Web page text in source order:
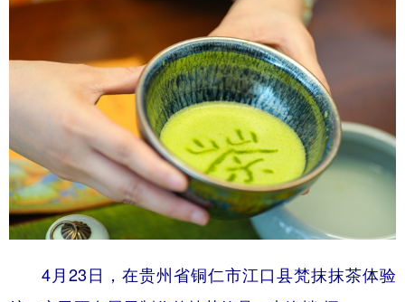
4月23日，在贵州省铜仁市江口县梵抹抹茶体验